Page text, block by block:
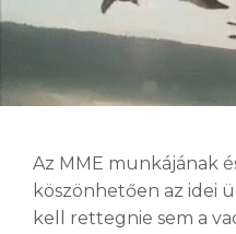
Az MME munkájának
köszönhetően az idei
kell rettegnie sem a